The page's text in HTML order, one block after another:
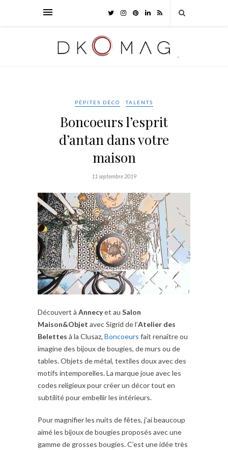
PÉPITES DÉCO TALENTS
Boncoeurs l’esprit
d’antan dans votre
maison
11 septembre 2019
Découvert à Annecyet au Salon
Maison&Objet avec Sigrid de l’Atelier des
Belettes à la Clusaz, Boncoeurs fait renaître ou
imagine des bijoux de bougies, de murs ou de
tables. Objets de métal, textiles doux avec des
motifs intemporelles. La marque joue avec les
codes religieux pour créer un décor tout en
subtilité pour embellir les intérieurs.
Pour magnifier les nuits de fêtes, j’ai beaucoup
aimé les bijoux de bougies proposés avec une
gamme de grosses bougies. C’est une idée très